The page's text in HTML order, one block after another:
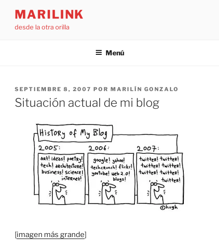
contenido
MARILINK
desde la otra orilla
Menú
PUBLICADO
EL
SEPTIEMBRE 8, 2007 POR MARILÍN GONZALO
Situación actual de mi blog
[imagen más grande]